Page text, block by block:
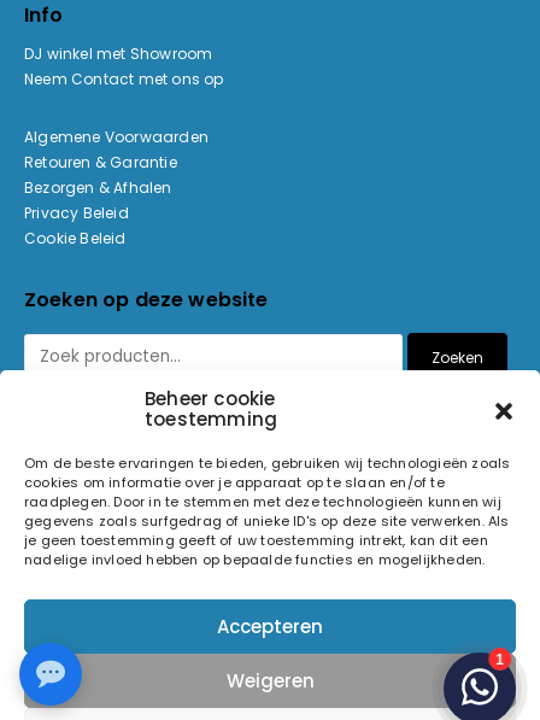
Beheer cookie
toestemming
Om de beste ervaringen te bieden, gebruiken wij technologieën zoals
cookies om informatie over je apparaat op te slaan en/of te
raadplegen. Door in te stemmen met deze technologieën kunnen wij
gegevens zoals surfgedrag of unieke ID's op deze site verwerken. Als
je geen toestemming geeft of uw toestemming intrekt, kan dit een
nadelige invloed hebben op bepaalde functies en mogelijkheden.
Accepteren
Weigeren
Info
DJ winkel met Showroom
Neem Contact met ons op
Algemene Voorwaarden
Retouren & Garantie
Bezorgen & Afhalen
Privacy Beleid
Cookie Beleid
Zoeken op deze website
Zoeken
© 2026 Light and Sound Factory. Alle rechten voorbehouden.
Volg ons op